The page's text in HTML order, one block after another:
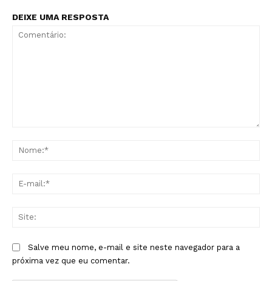
DEIXE UMA RESPOSTA
Salve meu nome, e-mail e site neste navegador para a
próxima vez que eu comentar.